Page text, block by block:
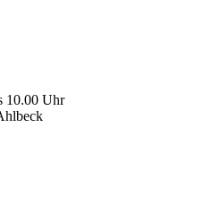
10.00 Uhr